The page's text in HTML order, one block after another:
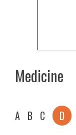
Medicine
A B C D